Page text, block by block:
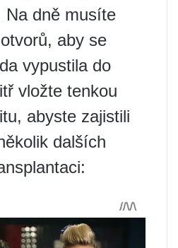
Na dně musíte
aby se
vypustila do
vložte tenkou
abyste zajistili
dalších